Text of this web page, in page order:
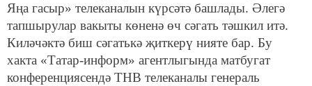
Яңа гасыр» телеканалын күрсәтә башлады. Әлегә
тапшырулар вакыты көненә өч сәгать тәшкил итә.
Киләчәктә биш сәгатькә җиткерү нияте бар. Бу
хакта «Татар-информ» агентлыгында матбугат
конференциясендә ТНВ телеканалы генераль